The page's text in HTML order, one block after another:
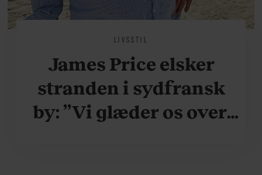
LIVSSTIL
James Price elsker
stranden i sydfransk
by: ”Vi glæder os over,